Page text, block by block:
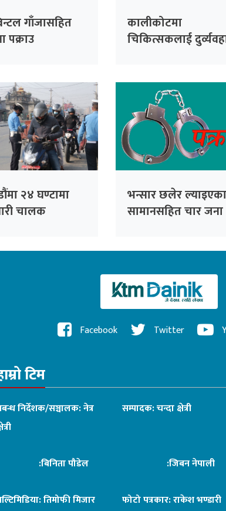
गाँजासहित
पक्राउ
कालीकोटमा
चिकित्सकलाई
२४ घण्टामा
चालक
भन्सार छलेर ल्याइएका
सामानसहित चार जना
Facebook Twitter
टिम
निर्देशक/सञ्चालक: नेत्र
सम्पादक: चन्दा क्षेत्री
:बिनिता पौडेल :जिबन नेपाली
तिमोफी मिजार फोटो पत्रकार: राकेश भण्डारी